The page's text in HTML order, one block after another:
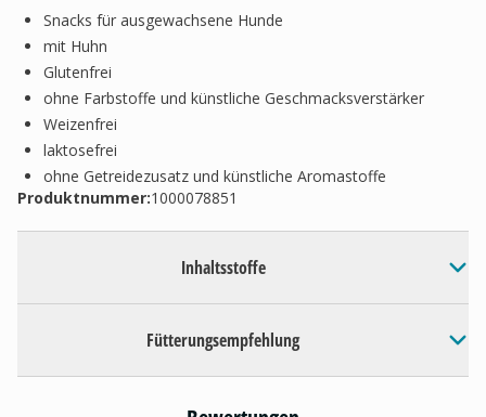
Snacks für ausgewachsene Hunde
mit Huhn
Glutenfrei
ohne Farbstoffe und künstliche Geschmacksverstärker
Weizenfrei
laktosefrei
ohne Getreidezusatz und künstliche Aromastoffe
Produktnummer:1000078851
Inhaltsstoffe
Fütterungsempfehlung